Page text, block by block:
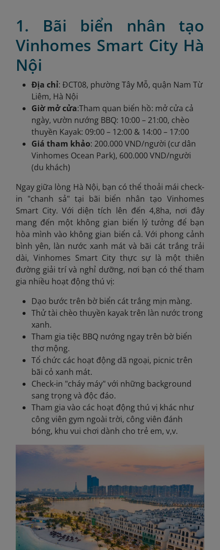
1. Bãi biển nhân tạo
Vinhomes Smart City Hà
Nội
Địa chỉ: ĐCT08, phường Tây Mỗ, quận Nam Từ
Liêm, Hà Nội
Giờ mở cửa:Tham quan biển hồ: mở cửa cả
ngày, vườn nướng BBQ: 10:00 – 21:00, chèo
thuyền Kayak: 09:00 – 12:00 & 14:00 – 17:00
Giá tham khảo: 200.000 VND/người (cư dân
Vinhomes Ocean Park), 600.000 VND/người
(du khách)
Ngay giữa lòng Hà Nội, bạn có thể thoải mái check-
in "chanh sả" tại bãi biển nhân tạo Vinhomes
Smart City. Với diện tích lên đến 4,8ha, nơi đây
mang đến một không gian biển lý tưởng để bạn
hòa mình vào không gian biển cả. Với phong cảnh
bình yên, làn nước xanh mát và bãi cát trắng trải
dài, Vinhomes Smart City thực sự là một thiên
đường giải trí và nghỉ dưỡng, nơi bạn có thể tham
gia nhiều hoạt động thú vị:
Dạo bước trên bờ biển cát trắng mịn màng.
Thử tài chèo thuyền kayak trên làn nước trong
xanh.
Tham gia tiệc BBQ nướng ngay trên bờ biển
thơ mộng.
Tổ chức các hoạt động dã ngoại, picnic trên
bãi cỏ xanh mát.
Check-in "cháy máy" với những background
sang trọng và độc đáo.
Tham gia vào các hoạt động thú vị khác như
công viên gym ngoài trời, công viên đánh
bóng, khu vui chơi dành cho trẻ em, v,v.